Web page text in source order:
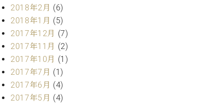
W.
ホ
フ
マ
ン
ヴ
ィ
ジ
ョ
挨
拶
技
術
者
介
展示
情報
2018年2月 (6)
2018年1月 (5)
2017年12月 (7)
2017年11月 (2)
2017年10月 (1)
2017年7月 (1)
2017年6月 (4)
2017年5月 (4)